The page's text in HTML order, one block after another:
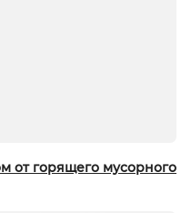
от горящего мусорного